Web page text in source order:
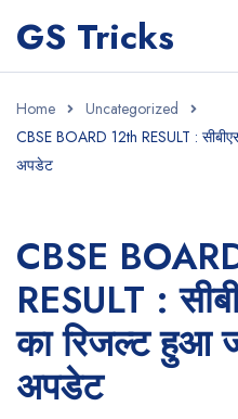
GS Tricks
Home
Uncategorized
CBSE BOARD 12th RESULT :
अपडेट
CBSE
RESULT :
का रिजल्ट हुआ
अपडेट